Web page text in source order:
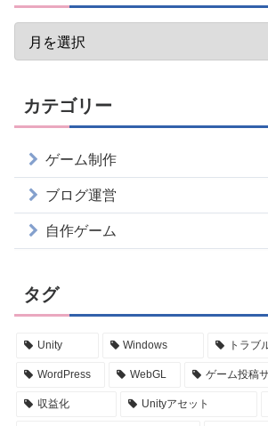
カテゴリー
ゲーム制作
ブログ運営
自作ゲーム
タグ
Unity Windows トラブ
WordPress WebGL ゲーム投稿
収益化 Unityアセット